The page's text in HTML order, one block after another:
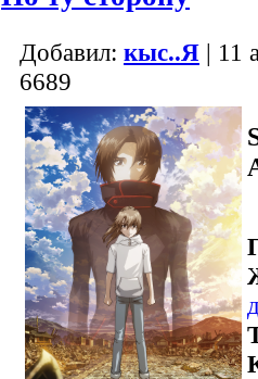
Добавил: кыс..Я | 11
6689